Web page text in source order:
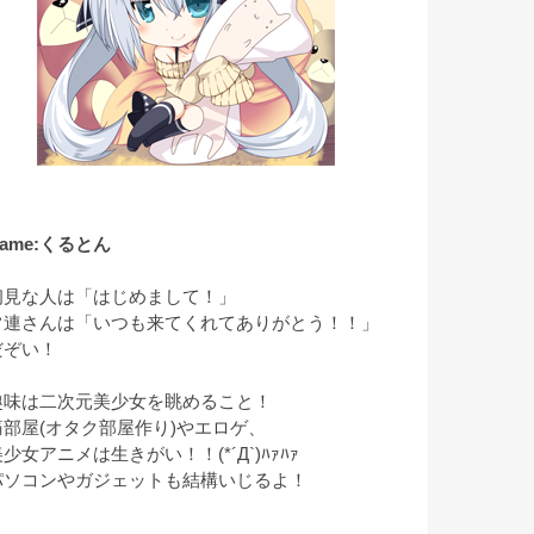
くるとん
な人は「はじめまして！」
連さんは「いつも来てくれてありがとう！！」
い！
味は二次元美少女を眺めること！
屋(オタク部屋作り)やエロゲ、
少女アニメは生きがい！！(*´Д`)ﾊｧﾊｧ
ソコンやガジェットも結構いじるよ！